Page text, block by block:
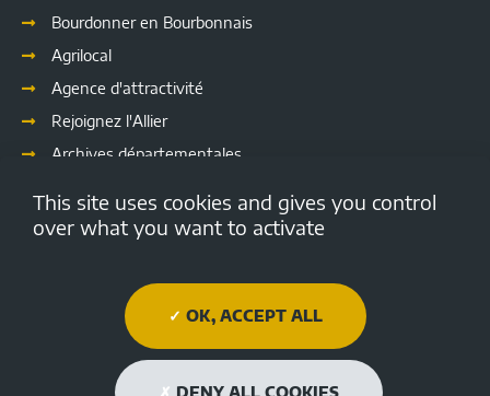
Bourdonner en Bourbonnais
Agrilocal
Agence d'attractivité
Rejoignez l'Allier
Archives départementales
Culture
Open data de l'Allier
Médiathèque Départementale de l'Allier
Allier tourisme
This site uses cookies and gives you control
over what you want to activate
OK, ACCEPT ALL
DENY ALL COOKIES